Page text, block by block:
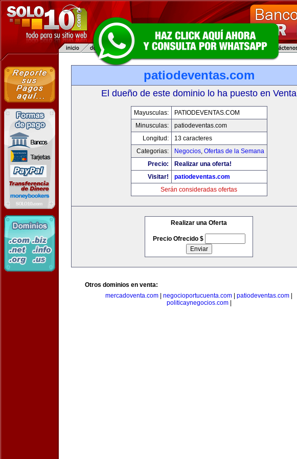
patiodeventas.com
El dueño de este dominio lo ha puesto en Venta
Mayusculas:
PATIODEVENTAS.COM
Minusculas:
patiodeventas.com
Longitud:
13 caracteres
Categorias:
Negocios, Ofertas de la Semana
Precio:
Realizar una oferta!
Visitar!
patiodeventas.com
Serán consideradas ofertas
Realizar una Oferta
Precio Ofrecido $
Otros dominios en venta:
mercadoventa.com
negocioportucuenta.com patiodeventas.com
politicaynegocios.com|